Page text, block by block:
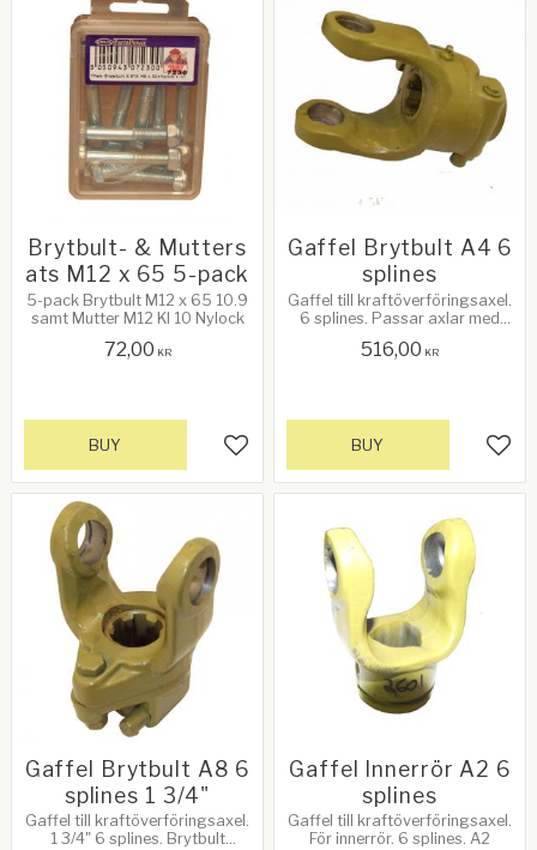
Brytbult- & Mutters
ats M12 x 65 5-pack
5-pack Brytbult M12 x 65 10.9
samt Mutter M12 Kl 10 Nylock
72,00 KR
Add to favorites
BUY
Gaffel Brytbult A4 6
splines
Gaffel till kraftöverföringsaxel.
6 splines. Passar axlar med
516,00 KR
BUY
Gaffel Brytbult A8 6
splines 1 3/4"
Gaffel till kraftöverföringsaxel.
1 3/4" 6 splines. Brytbult
Gaffel Innerrör A2 6
splines
Gaffel till kraftöverföringsaxel.
För innerrör. 6 splines. A2